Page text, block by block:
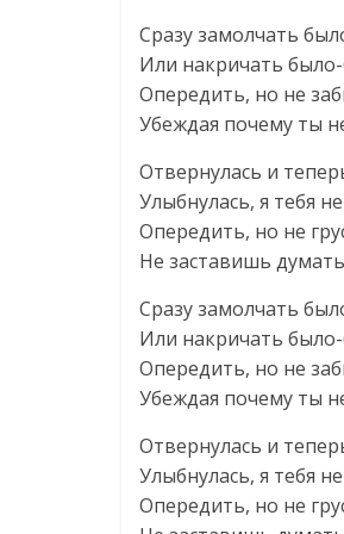
Сразу замолчать
Или накричать
Опередить, но не
Убеждая почему ты
Отвернулась и
Улыбнулась, я тебя
Опередить, но не
Не заставишь
Сразу замолчать
Или накричать
Опередить, но не
Убеждая почему ты
Отвернулась и
Улыбнулась, я тебя
Опередить, но не